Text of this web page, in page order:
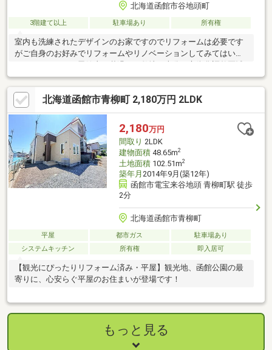
北海道函館市谷地頭町
3階建て以上 駐車場あり 所有権
室内も洗練されたデザインのお家ですのでリフォームは必要です
がご自身のお好みでリフォームやリノベーションしてみてはいか
がでしょうか？！函館山の麓過ぎて敷地の半分は市街化調整区域
ですが、約８７０坪の広大な敷地で家庭菜園やガーデニングなど
も楽しめる物件になります！室内のお荷物などは引き渡しまでに
売主様にて撤去いたしますし、南東側の木造建物は解体更地にて
お引渡しさせていただきます！■地番４１番２、３、４、５、
６、７、８、１０、１１、１２、４２番３■函館市函館山山麓地
域における建築物の高さに係る指導要綱に基づく区域 ■敷地南
西側の一部が市街化調整区域になります ■契約不適合責任免責
北海道函館市青柳町 2,180万円 2LDK
2,180万円
間取り 2LDK
建物面積48.65m2
土地面積102.51m2
築年月 2014年9月(築12年)
函館市電宝来谷地頭 青柳町駅 徒歩
2分
北海道函館市青柳町
平屋 都市ガス
駐車場あり
システムキッチン
所有権 即入居可
【観光にぴったりリフォーム済み・平屋】観光地、函館公園の最
寄りに、心安らぐ平屋のお住まいが登場です！
もっと見る